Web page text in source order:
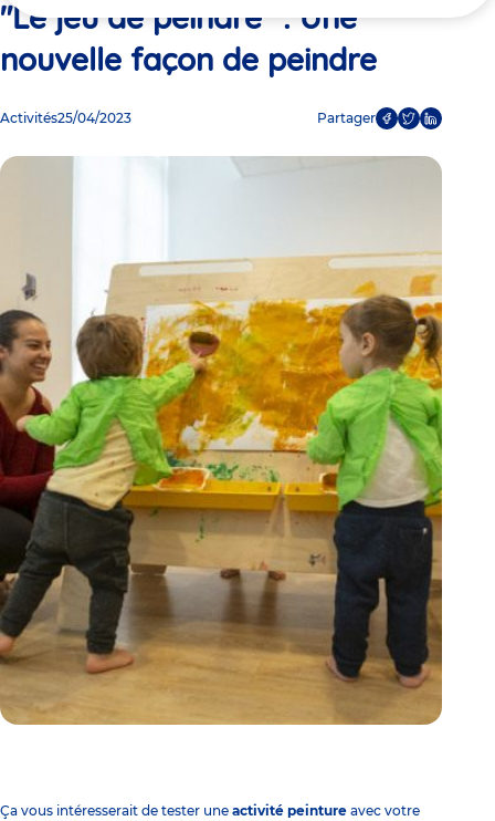
ici
"Le jeu de peindre" : Une
nouvelle façon de peindre
Activités25/04/2023 Partager
Ça vous intéresserait de tester une activité peinture avec votre